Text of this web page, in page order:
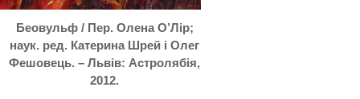
Беовульф / Пер. Олена О’Лір;
наук. ред. Катерина Шрей і Олег
Фешовець. – Львів: Астролябія,
2012.